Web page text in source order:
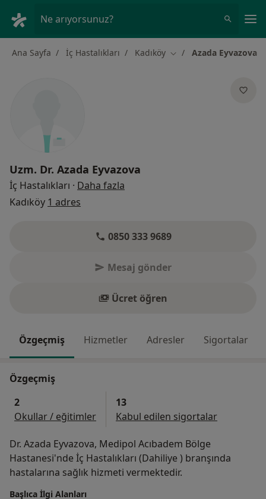
Ne arıyorsunuz?
Ana Sayfa İç Hastalıkları Kadıköy Şehir değiştir
Azada Eyvazova
Uzm. Dr. Azada Eyvazova
İç Hastalıkları · Daha fazla
Kadıköy 1 adres
0850 333 9689
Mesaj gönder
Ücret öğren
Özgeçmiş Hizmetler Adresler Sigortalar
Özgeçmiş
2
Okullar / eğitimler
13
Kabul edilen sigortalar
Dr. Azada Eyvazova, Medipol Acıbadem Bölge
Hastanesi'nde İç Hastalıkları (Dahiliye ) branşında
hastalarına sağlık hizmeti vermektedir.
Başlıca İlgi Alanları